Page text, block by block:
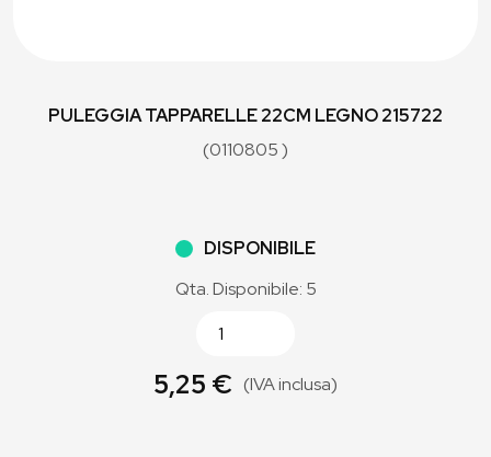
PULEGGIA TAPPARELLE 22CM LEGNO 215722
(0110805 )
DISPONIBILE
Qta. Disponibile: 5
5,25 € (IVA inclusa)